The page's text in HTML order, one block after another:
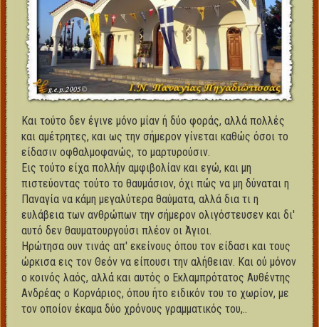
Και τούτο δεν έγινε μόνο μίαν ή δύο φοράς, αλλά πολλές
και αμέτρητες, και ως την σήμερον γίνεται καθώς όσοι το
είδασιν οφθαλμοφανώς, το μαρτυρούσιν.
Εις τούτο είχα πολλήν αμφιβολίαν και εγώ, και μη
πιστεύοντας τούτο το θαυμάσιον, όχι πώς να μη δύναται η
Παναγία να κάμη μεγαλύτερα θαύματα, αλλά δια τι η
ευλάβεια των ανθρώπων την σήμερον ολιγόστευσεν και δι'
αυτό δεν θαυματουργούσι πλέον οι Άγιοι.
Ηρώτησα ουν τινάς απ' εκείνους όπου τον είδασι και τους
ώρκισα εις τον Θεόν να είπουσι την αλήθειαν. Και ού μόνον
ο κοινός λαός, αλλά και αυτός ο Εκλαμπρότατος Αυθέντης
Ανδρέας ο Κορνάριος, όπου ήτο ειδικόν του το χωρίον, με
τον οποίον έκαμα δύο χρόνους γραμματικός του,..